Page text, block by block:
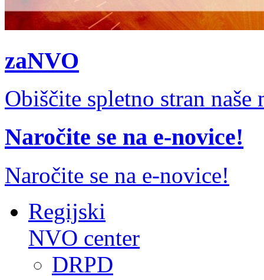
zaNVO
Obiščite spletno stran naše
Naročite se na e-novice!
Naročite se na e-novice!
Regijski
NVO center
DRPD